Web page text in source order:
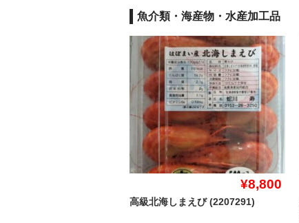
魚介類・海産物・水産加工品
¥8,800
高級北海しまえび (2207291)